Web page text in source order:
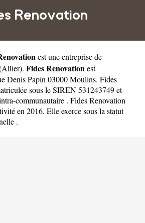
Renovation
est uneentreprise de
Allier). Fides Renovationest
Denis Papin 03000 Moulins. Fides
sous le SIREN 531243749 et
communautaire . Fides Renovation
en 2016. Elle exerce sous la statut
.